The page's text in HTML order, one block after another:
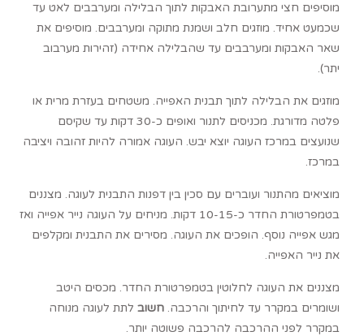
מוסיפים חצי מתערובת האבקות לתוך הבלילה ומערבבים לאט עד
שכמעט אחיד. מוזגים חלב ושמנת מתוקה ומערבבים. מוסיפים את
שאר האבקות ומערבבים עד שהבלילה אחידה (זהירות מערבוב
יתר).
מוזגים את הבלילה לתוך תבנית האפייה. משטחים בעזרת מרית או
פלטה מדורגת. מכניסים לתנור ואופים כ-30 דקות עד שקיסם
שנועצים במרכז העוגה יוצא יבש. העוגה אמורה להיות זהובה ויציבה
במרכז.
מוציאים מהתנור ועוברים עם סכין בין דפנות התבנית לעוגה. מצננים
בטמפרטורת החדר כ-10-15 דקות. מניחים על העוגה נייר אפייה ואז
מגש אפייה נוסף. הופכים את העוגה. מסירים את התבנית ומקלפים
את נייר האפייה.
מצננים את העוגה לחלוטין בטמפרטורת החדר. מכסים היטב
ושומרים במקרר עד לחיתוך והרכבה.חשוב לתת לעוגה מנוחה
במקרר לפני ההרכבה להרכבה פשוטה יותר.